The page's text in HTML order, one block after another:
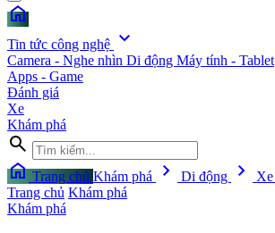
home
Tin tức công nghệ expand_more
Camera - Nghe nhìn Di động Máy tính - Tablet
Apps - Game
Đánh giá
Xe
Khám phá
search
home Trang chủ Khám phá chevron_right Di động chevron_right Xe
Trang chủ Khám phá
Khám phá